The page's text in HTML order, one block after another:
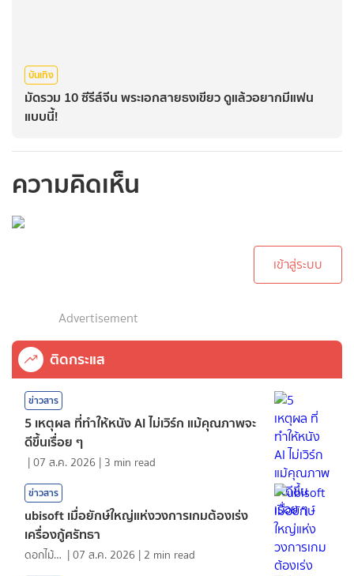
บันเทิง
มัดรวม 10 ซีรีส์จีน พระเอกสายธงเขียว ดูแล้วอยากมีแฟน
แบบนี้!
ความคิดเห็น
เข้าสู่ระบบ
Advertisement
ติดกระแส
ข่าวสาร
5 เหตุผล ที่ทำให้หนัง AI ไม่เวิร์ก แม้คุณภาพจะ
ดีขึ้นเรื่อย ๆ
|07 ส.ค. 2026 | 3 min read
ข่าวสาร
ubisoft เมื่อยักษ์ใหญ่แห่งวงการเกมต้องเร่ง
เครื่องกู้ศรัทธา
ดอกไม้กับสายน้ำ |07 ส.ค. 2026 | 2 min read